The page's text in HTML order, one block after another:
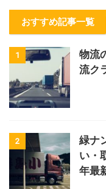
おすすめ記事一覧
1
物流
流ク
2
緑ナ
い・
年最